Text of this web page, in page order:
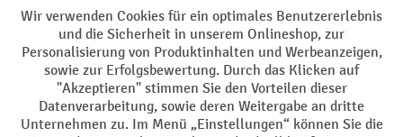
Impressum Datenschutz
Barrierefreiheit Privacy Settings